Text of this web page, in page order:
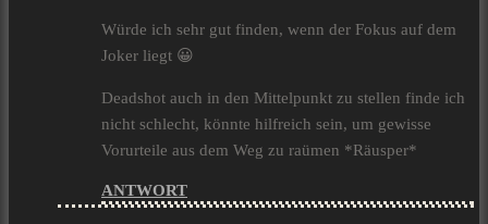
Würde ich sehr gut finden, wenn der Fokus auf dem
Joker liegt 😀
Deadshot auch in den Mittelpunkt zu stellen finde ich
nicht schlecht, könnte hilfreich sein, um gewisse
Vorurteile aus dem Weg zu raümen *Räusper*
ANTWORT